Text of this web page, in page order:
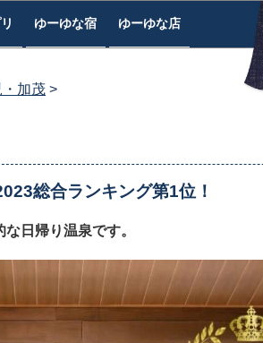
ゆーゆな宿 ゆーゆな店
加茂
総合ランキング第1位！
日帰り温泉です。